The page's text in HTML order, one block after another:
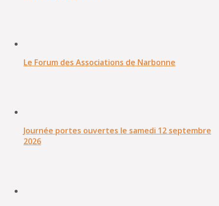
Le Forum des Associations de Narbonne
Journée portes ouvertes le samedi 12 septembre
2026